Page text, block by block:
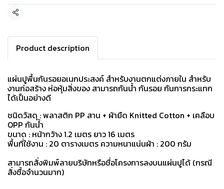
แชร์
Product description
แผ่นปูพื้นกันรอยอเนกประสงค์ สำหรับงานตกแต่งภายใน สำหรับ
งานก่อสร้าง ห่อหุ้มสิ่งของ สามารถกันน้ำ กันรอย กันการกระแทก
ได้เป็นอย่างดี
ชนิดวัสดุ : พลาสติก PP สาน + ผ้ายืด Knitted Cotton + เคลือบ
OPP กันน้ำ
ขนาด : หน้ากว้าง 1.2 เมตร ยาว 16 เมตร
พื้นที่ใช้งาน : 20 ตารางเมตร ความหนาแน่นผ้า : 200 กรัม
สามารถสั่งพิมพ์ลายบริษัทหรือชื่อโครงการลงบนแผ่นปูได้ (กรณี
สั่งซื้อจำนวนมาก)